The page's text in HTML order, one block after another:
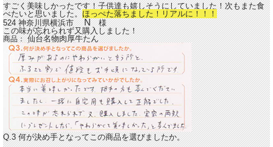
すごく美味しかったです！子供達も嬉しそうにしていました！次もまた食
べたいと思いました。ほっぺた落ちました！リアルに！！！
524 神奈川県横浜市N様
この味が忘れられず又購入しました！
商品：仙台名物肉厚牛たん
Q.3 何が決め手となってこの商品を選びましたか。